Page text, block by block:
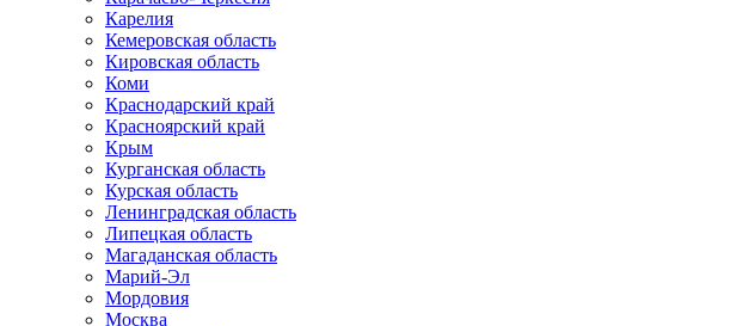
Карелия
Кемеровская область
Кировская область
Коми
Краснодарский край
Красноярский край
Крым
Курганская область
Курская область
Ленинградская область
Липецкая область
Магаданская область
Марий-Эл
Мордовия
Москва